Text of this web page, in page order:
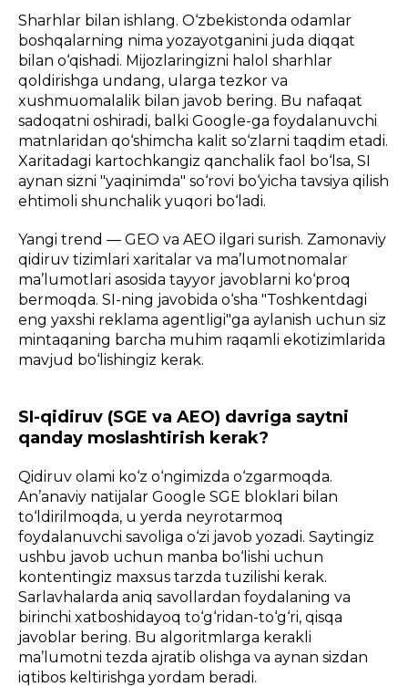
Sharhlar bilan ishlang. O‘zbekistonda odamlar
boshqalarning nima yozayotganini juda diqqat
bilan o‘qishadi. Mijozlaringizni halol sharhlar
qoldirishga undang, ularga tezkor va
xushmuomalalik bilan javob bering. Bu nafaqat
sadoqatni oshiradi, balki Google-ga foydalanuvchi
matnlaridan qo‘shimcha kalit so‘zlarni taqdim etadi.
Xaritadagi kartochkangiz qanchalik faol bo‘lsa, SI
aynan sizni "yaqinimda" so‘rovi bo‘yicha tavsiya qilish
ehtimoli shunchalik yuqori bo‘ladi.
Yangi trend — GEO va AEO ilgari surish. Zamonaviy
qidiruv tizimlari xaritalar va ma’lumotnomalar
ma’lumotlari asosida tayyor javoblarni ko‘proq
bermoqda. SI-ning javobida o‘sha "Toshkentdagi
eng yaxshi reklama agentligi"ga aylanish uchun siz
mintaqaning barcha muhim raqamli ekotizimlarida
mavjud bo‘lishingiz kerak.
SI-qidiruv (SGE va AEO) davriga saytni
qanday moslashtirish kerak?
Qidiruv olami ko‘z o‘ngimizda o‘zgarmoqda.
An’anaviy natijalar Google SGE bloklari bilan
to‘ldirilmoqda, u yerda neyrotarmoq
foydalanuvchi savoliga o‘zi javob yozadi. Saytingiz
ushbu javob uchun manba bo‘lishi uchun
kontentingiz maxsus tarzda tuzilishi kerak.
Sarlavhalarda aniq savollardan foydalaning va
birinchi xatboshidayoq to‘g‘ridan-to‘g‘ri, qisqa
javoblar bering. Bu algoritmlarga kerakli
ma’lumotni tezda ajratib olishga va aynan sizdan
iqtibos keltirishga yordam beradi.